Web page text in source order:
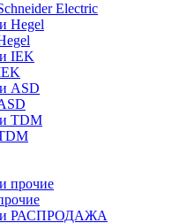
Electric